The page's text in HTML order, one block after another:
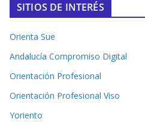
SITIOS DE INTERÉS
Orienta Sue
Andalucía Compromiso Digital
Orientación Profesional
Orientación Profesional Viso
Yoriento